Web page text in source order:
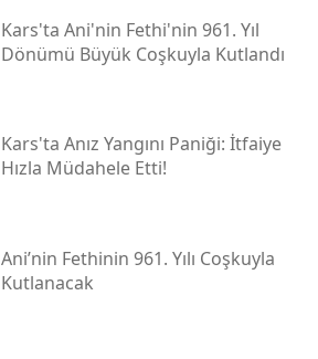
Kars'ta Ani'nin Fethi'nin 961. Yıl
Dönümü Büyük Coşkuyla Kutlandı
Kars'ta Anız Yangını Paniği: İtfaiye
Hızla Müdahele Etti!
Ani’nin Fethinin 961. Yılı Coşkuyla
Kutlanacak